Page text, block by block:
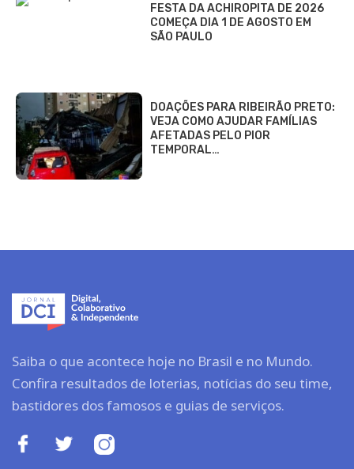
FESTA DA ACHIROPITA DE 2026
COMEÇA DIA 1 DE AGOSTO EM
SÃO PAULO
DOAÇÕES PARA RIBEIRÃO PRETO:
VEJA COMO AJUDAR FAMÍLIAS
AFETADAS PELO PIOR
TEMPORAL…
Saiba o que acontece hoje no Brasil e no Mundo.
Confira resultados de loterias, notícias do seu time,
bastidores dos famosos e guias de serviços.